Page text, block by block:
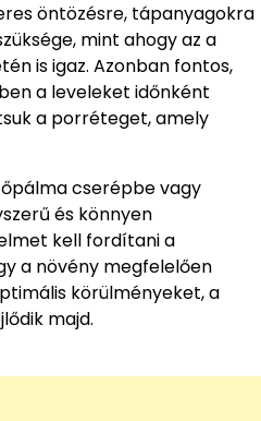
öntözésre, tápanyagokra
mint ahogy az a
is igaz. Azonban fontos,
a leveleket időnként
a porréteget, amely
cserépbe vagy
és könnyen
kell fordítani a
a növény megfelelően
körülményeket, a
majd.